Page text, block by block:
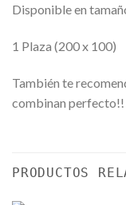
Disponible en
1 Plaza (200 x 100)
También te
combinan perfecto!!
PRODUCTOS